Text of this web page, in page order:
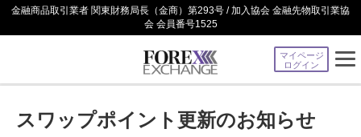
金融商品取引業者 関東財務局長（金商）第293号 / 加入協会 金融先物取引業協
会 会員番号1525
マイページ
ログイン
スワップポイント更新のお知らせ